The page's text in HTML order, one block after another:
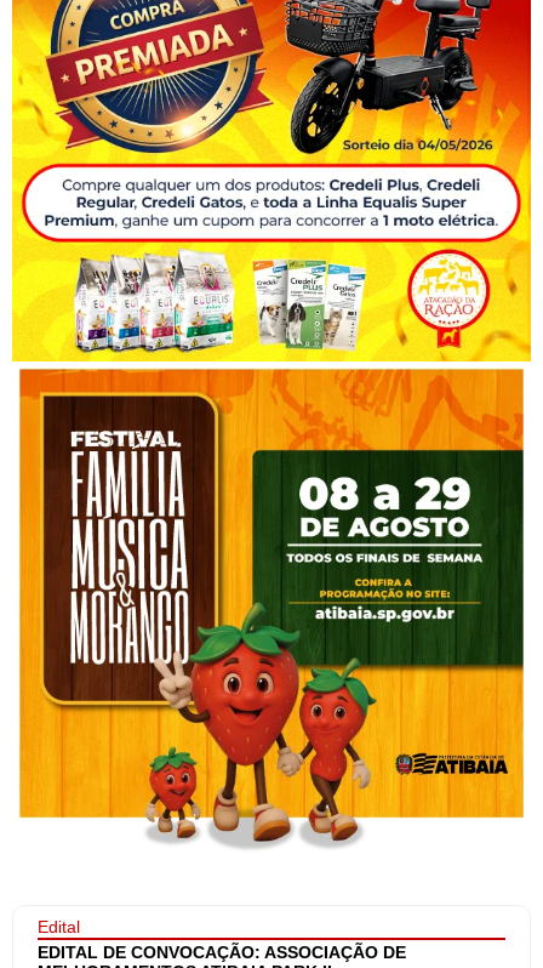
Edital
EDITAL DE CONVOCAÇÃO: ASSOCIAÇÃO DE